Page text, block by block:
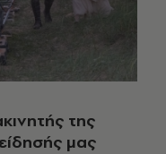
της
μας